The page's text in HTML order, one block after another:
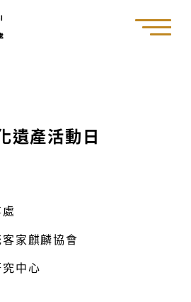
遺產活動日
家麒麟協會
中心